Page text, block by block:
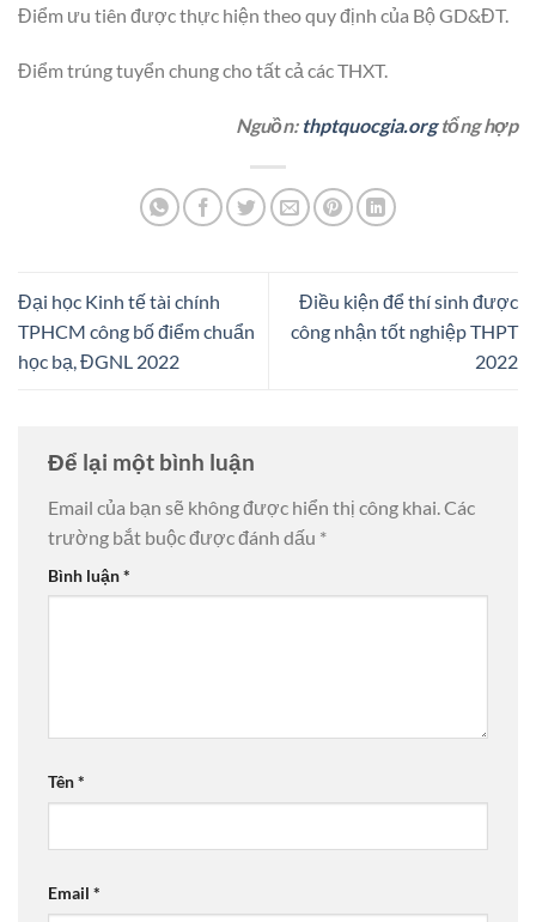
Điểm ưu tiên được thực hiện theo quy định của Bộ GD&ĐT.
Điểm trúng tuyển chung cho tất cả các THXT.
Nguồn: thptquocgia.orgtổng hợp
Đại học Kinh tế tài chính
TPHCM công bố điểm chuẩn
học bạ, ĐGNL 2022
Điều kiện để thí sinh được
công nhận tốt nghiệp THPT
2022
Để lại một bình luận
Email của bạn sẽ không được hiển thị công khai. Các
trường bắt buộc được đánh dấu *
Bình luận*
Tên*
Email *